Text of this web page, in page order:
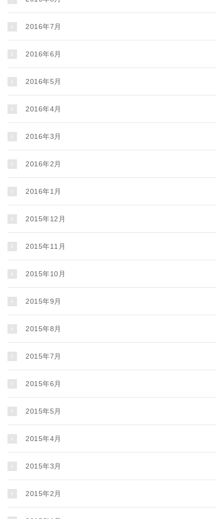
2016年7月
2016年6月
2016年5月
2016年4月
2016年3月
2016年2月
2016年1月
2015年12月
2015年11月
2015年10月
2015年9月
2015年8月
2015年7月
2015年6月
2015年5月
2015年4月
2015年3月
2015年2月